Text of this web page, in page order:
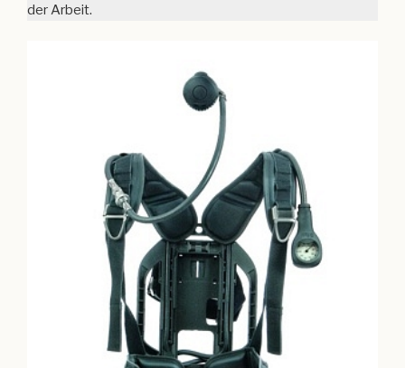
der Arbeit.